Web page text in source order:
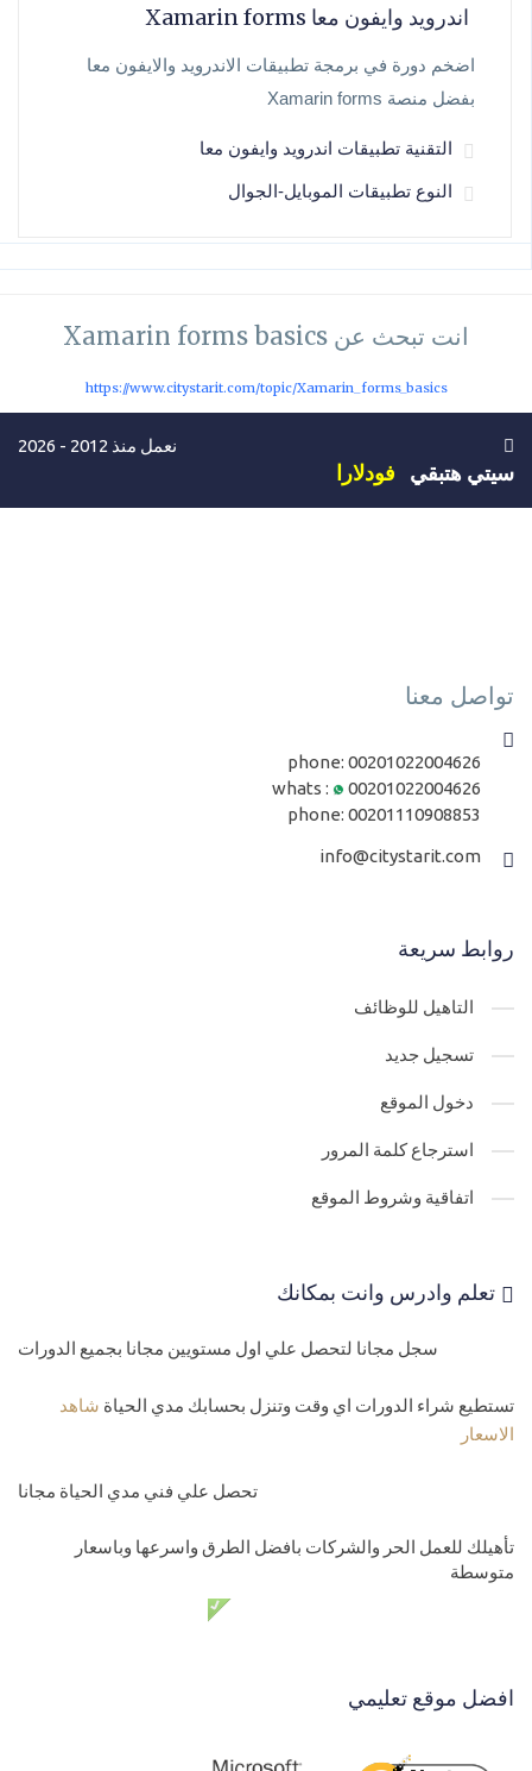
اندرويد وايفون معا Xamarin forms
اضخم دورة في برمجة تطبيقات الاندرويد والايفون معا
بفضل منصة Xamarin forms
التقنية تطبيقات اندرويد وايفون معا
النوع تطبيقات الموبايل-الجوال
انت تبحث عن Xamarin forms basics
https://www.citystarit.com/topic/Xamarin_forms_basics
نعمل منذ 2012 - 2026
سيتي هتبقي فودلارا
تواصل معنا
phone: 00201022004626
whats :
00201022004626
phone: 00201110908853
info@citystarit.com
روابط سريعة
التاهيل للوظائف
تسجيل جديد
دخول الموقع
استرجاع كلمة المرور
اتفاقية وشروط الموقع
تعلم وادرس وانت بمكانك
سجل مجانا لتحصل علي اول مستويين مجانا بجميع الدورات
تستطيع شراء الدورات اي وقت وتنزل بحسابك مدي الحياة شاهد
الاسعار
تحصل علي فني مدي الحياة مجانا
تأهيلك للعمل الحر والشركات بافضل الطرق واسرعها وباسعار
متوسطة
افضل موقع تعليمي